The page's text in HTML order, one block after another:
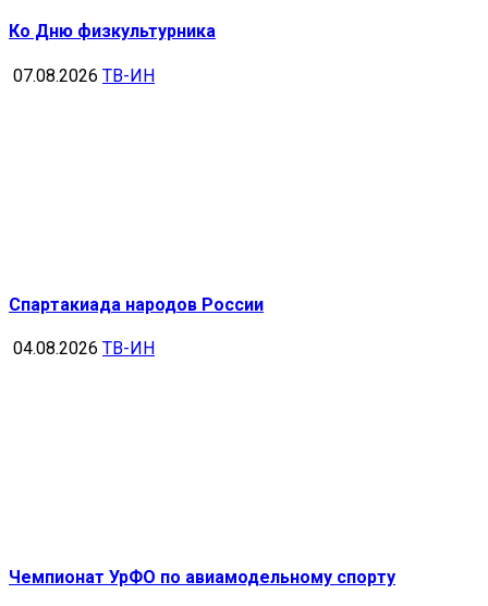
Ко Дню физкультурника
07.08.2026 ТВ-ИН
Спартакиада народов России
04.08.2026 ТВ-ИН
Чемпионат УрФО по авиамодельному спорту